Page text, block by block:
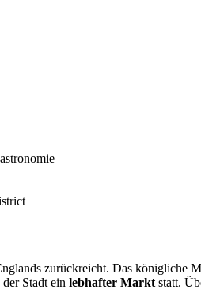
zurückreicht. Das königliche
Stadt ein lebhafter Markt statt.